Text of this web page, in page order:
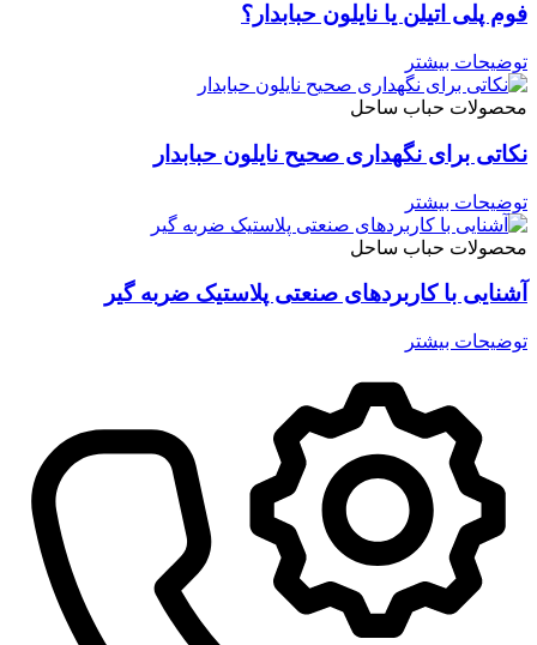
فوم پلی اتیلن یا نایلون حبابدار؟
توضیحات بیشتر
محصولات حباب ساحل
نکاتی برای نگهداری صحیح نایلون حبابدار
توضیحات بیشتر
محصولات حباب ساحل
آشنایی با کاربردهای صنعتی پلاستیک ضربه گیر
توضیحات بیشتر